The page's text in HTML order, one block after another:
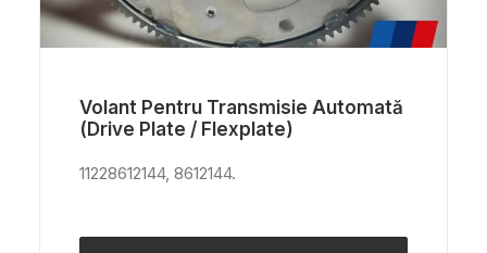
Volant Pentru Transmisie Automată
(Drive Plate / Flexplate)
11228612144, 8612144.